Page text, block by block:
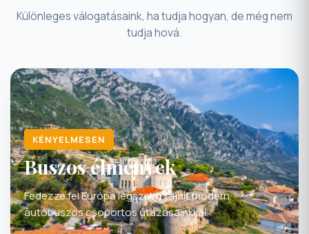
Különleges válogatásaink, ha tudja hogyan, de még nem
tudja hová.
KÉNYELMESEN
Buszos élmények
Fedezze fel Európa legszebb tájait modern
autóbuszos csoportos utazásainkkal.